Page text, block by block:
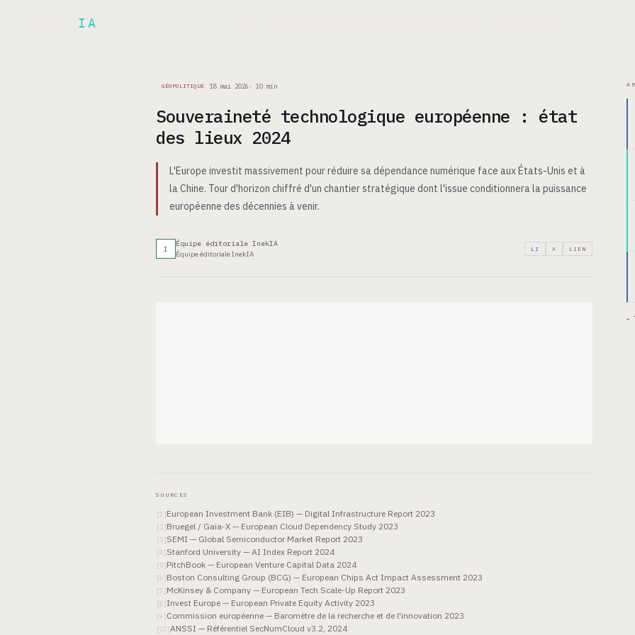
IA
GÉOPOLITIQUE 18 mai 2026 · 10 min
Souveraineté technologique européenne : état
des lieux 2024
L'Europe investit massivement pour réduire sa dépendance numérique face aux États-Unis et à
la Chine. Tour d'horizon chiffré d'un chantier stratégique dont l'issue conditionnera la puissance
européenne des décennies à venir.
I
Équipe éditoriale InekIA
Équipe éditoriale InekIA
LI X LIEN
SOURCES
[1 ]European Investment Bank (EIB) — Digital Infrastructure Report 2023
[2]Bruegel / Gaia-X — European Cloud Dependency Study 2023
[ 3]SEMI — Global Semiconductor Market Report 2023
[4 ]Stanford University — AI Index Report 2024
[5]PitchBook — European Venture Capital Data 2024
[6 ]Boston Consulting Group (BCG) — European Chips Act Impact Assessment 2023
[7 ]McKinsey & Company — European Tech Scale-Up Report 2023
[8]Invest Europe — European Private Equity Activity 2023
[9 ]Commission européenne — Baromètre de la recherche et de l'innovation 2023
[10]ANSSI — Référentiel SecNumCloud v3.2, 2024
←